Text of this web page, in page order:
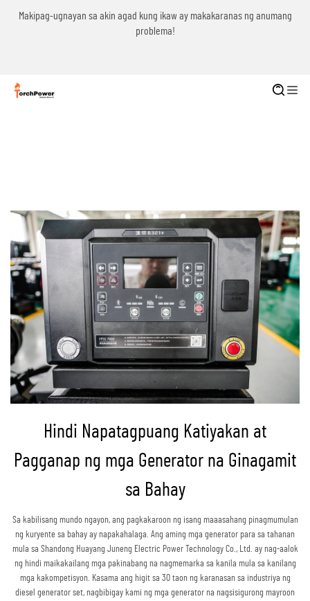
Makipag-ugnayan sa akin agad kung ikaw ay makakaranas ng anumang
problema!
Hindi Napatagpuang Katiyakan at
Pagganap ng mga Generator na Ginagamit
sa Bahay
Sa kabilisang mundo ngayon, ang pagkakaroon ng isang maaasahang pinagmumulan
ng kuryente sa bahay ay napakahalaga. Ang aming mga generator para sa tahanan
mula sa Shandong Huayang Juneng Electric Power Technology Co., Ltd. ay nag-aalok
ng hindi maikakailang mga pakinabang na nagmemarka sa kanila mula sa kanilang
mga kakompetisyon. Kasama ang higit sa 30 taon ng karanasan sa industriya ng
diesel generator set, nagbibigay kami ng mga generator na nagsisigurong mayroon